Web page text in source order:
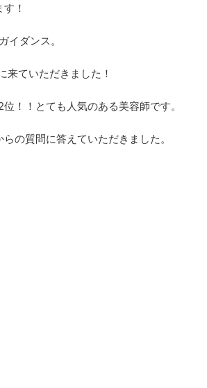
！
イダンス。
ていただきました！
！！とても人気のある美容師です。
の質問に答えていただきました。